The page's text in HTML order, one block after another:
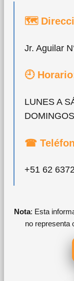
🗺
Jr. Aguilar
🕘
LUNES A
☎
+51 62
Nota: Esta
no representa